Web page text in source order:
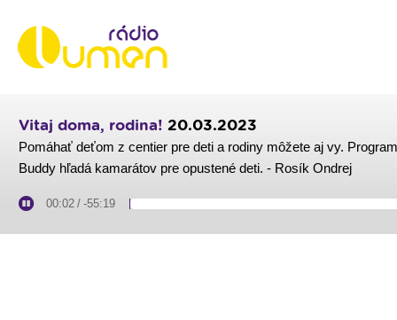
Vitaj doma, rodina! 20.03.2023
Pomáhať deťom z centier pre deti a rodiny môžete aj vy. Program
Buddy hľadá kamarátov pre opustené deti. - Rosík Ondrej
00:03 / -55:18